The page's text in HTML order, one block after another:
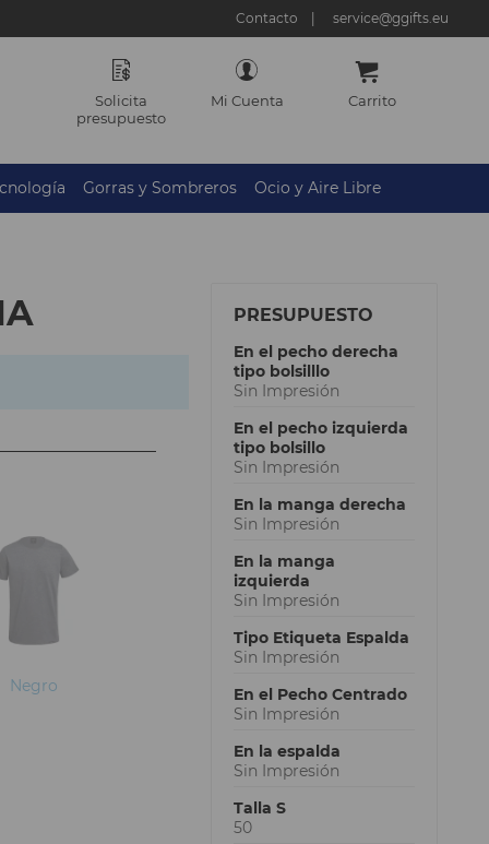
Contacto service@ggifts.eu
Solicita
presupuesto
Mi Cuenta Carrito
Gorras y Sombreros Ocio y Aire Libre
Negro
PRESUPUESTO
En el pecho derecha
tipo bolsilllo
Sin Impresión
En el pecho izquierda
tipo bolsillo
Sin Impresión
En la manga derecha
Sin Impresión
En la manga
izquierda
Sin Impresión
Tipo Etiqueta Espalda
Sin Impresión
En el Pecho Centrado
Sin Impresión
En la espalda
Sin Impresión
Talla S
50